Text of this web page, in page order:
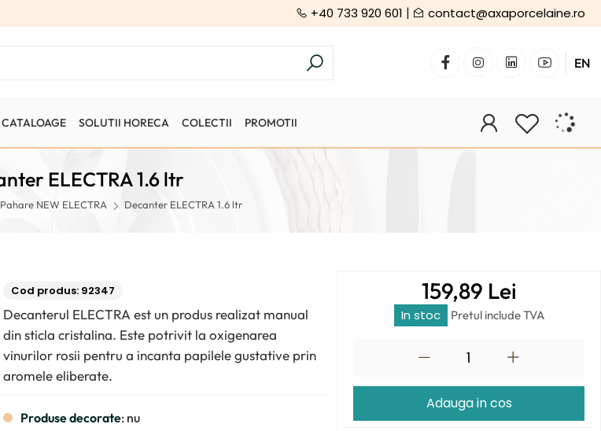
+40 733 920 601 | contact@axaporcelaine.ro
EN
CATALOAGE SOLUTII HORECA COLECTII PROMOTII
ELECTRA 1.6 ltr
Pahare NEW ELECTRA Decanter ELECTRA 1.6 ltr
Cod produs: 92347
Decanterul ELECTRA est un produs realizat manual
din sticla cristalina. Este potrivit la oxigenarea
vinurilor rosii pentru a incanta papilele gustative prin
aromele eliberate.
Produse decorate: nu
159,89 Lei
In stoc Pretul include TVA
Adauga in cos